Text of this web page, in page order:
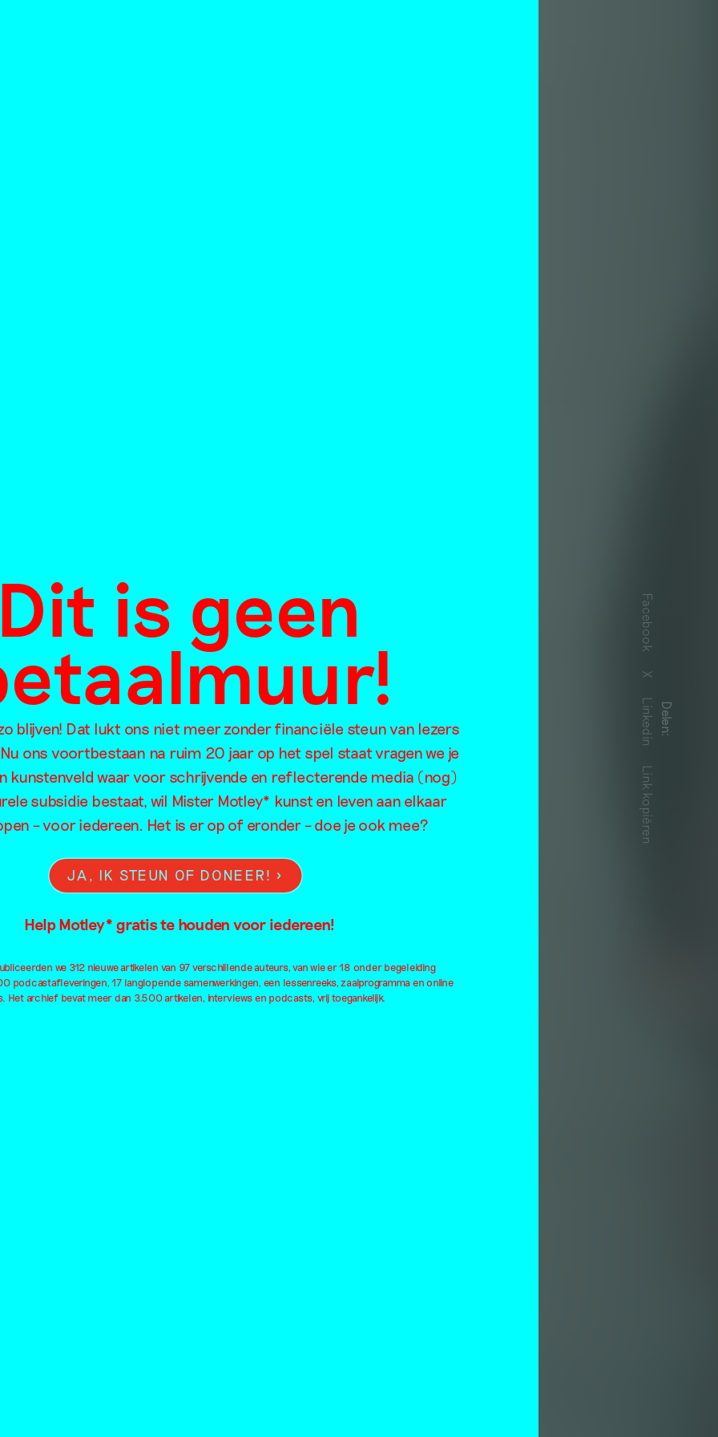
is geen
blijven! Dat lukt ons niet meer zonder financiële steun van lezers
ons voortbestaan na ruim 20 jaar op het spel staat vragen we je
kunstenveld waar voor schrijvende en reflecterende media (nog)
subsidie bestaat, wil Mister Motley* kunst en leven aan elkaar
– voor iedereen. Het is er op of eronder – doe je ook mee?
JA, IK STEUN OF DONEER!
Help Motley* gratis te houden voor iedereen!
we 312 nieuwe artikelen van 97 verschillende auteurs, van wie er 18 onder begeleiding
podcastafleveringen, 17 langlopende samenwerkingen, een lessenreeks, zaalprogramma en online
Het archief bevat meer dan 3.500 artikelen, interviews en podcasts, vrij toegankelijk.
you feel it? Delen
:
Facebook
X
Linkedin
Link kopiëren